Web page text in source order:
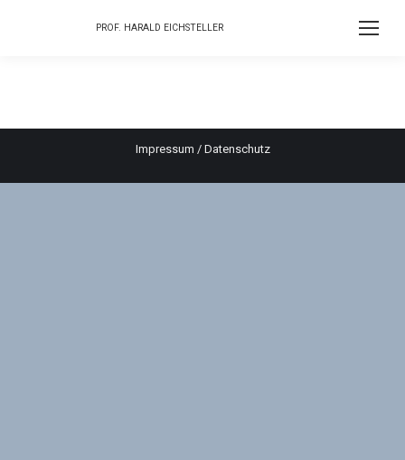
PROF. HARALD EICHSTELLER
Impressum / Datenschutz